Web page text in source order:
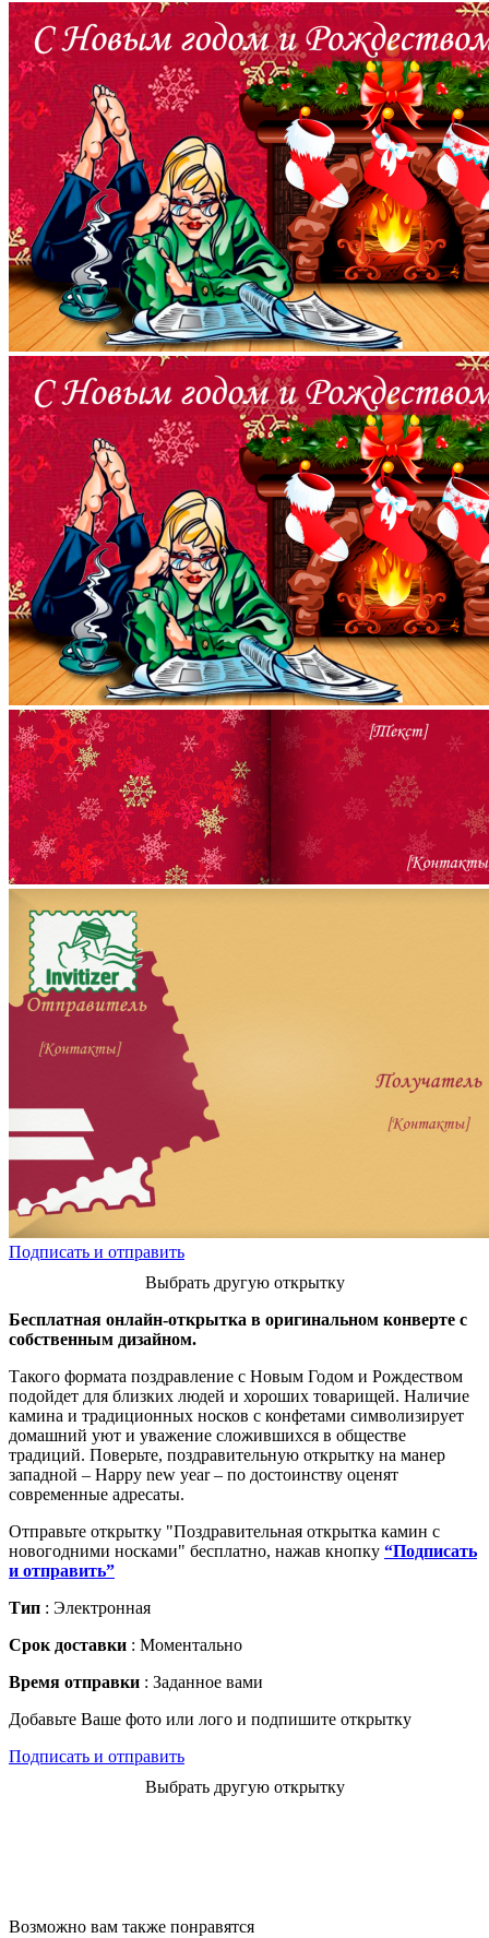
Подписать и отправить
Выбрать другую открытку
Бесплатная онлайн-открытка в оригинальном конверте с
собственным дизайном.
Такого формата поздравление с Новым Годом и Рождеством
подойдет для близких людей и хороших товарищей. Наличие
камина и традиционных носков с конфетами символизирует
домашний уют и уважение сложившихся в обществе
традиций. Поверьте, поздравительную открытку на манер
западной – Happy new year – по достоинству оценят
современные адресаты.
Отправьте открытку "Поздравительная открытка камин с
новогодними носками" бесплатно, нажав кнопку “Подписать
и отправить”
Тип : Электронная
Срок доставки : Моментально
Время отправки : Заданное вами
Добавьте Ваше фото или лого и подпишите открытку
Подписать и отправить
Выбрать другую открытку
Возможно вам также понравятся